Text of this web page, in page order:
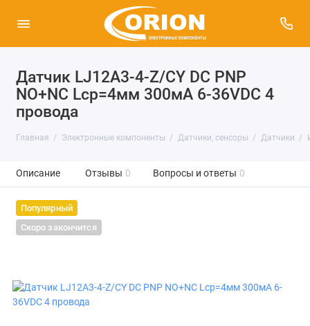
Датчик LJ12A3-4-Z/CY DC PNP
NO+NC Lср=4мм 300мА 6-36VDС 4
провода
Главная Электронные компоненты Датчики, сенсоры Датчики
Описание Отзывы 0 Вопросы и ответы 0
Популярный
Скоро закончится